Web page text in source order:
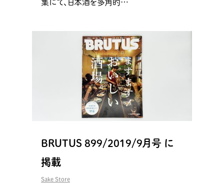
集にて、日本酒を多角的…
BRUTUS 899/2019/9月号 に
掲載
Sake Store